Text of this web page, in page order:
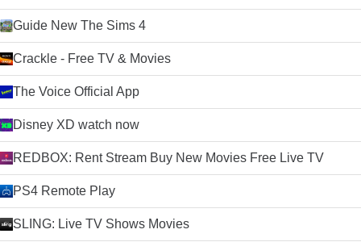
Guide New The Sims 4
Crackle - Free TV & Movies
The Voice Official App
Disney XD watch now
REDBOX: Rent Stream Buy New Movies Free Live TV
PS4 Remote Play
SLING: Live TV Shows Movies